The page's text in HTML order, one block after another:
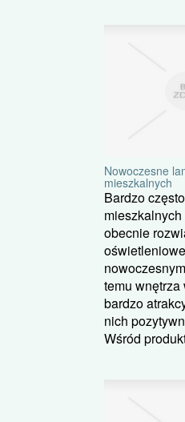
Nowoczesne
mieszkalnych
Bardzo
obecnie
temu
bardzo
nich
Wśród